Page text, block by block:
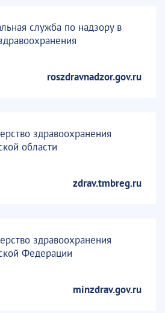
служба по надзору в
roszdravnadzor.gov.ru
здравоохранения
области
zdrav.tmbreg.ru
здравоохранения
Федерации
minzdrav.gov.ru